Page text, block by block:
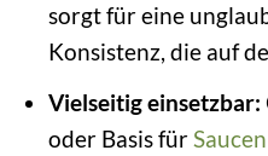
sorgt für eine
Konsistenz, die auf
Vielseitig einsetzbar:
oder Basis für Saucen